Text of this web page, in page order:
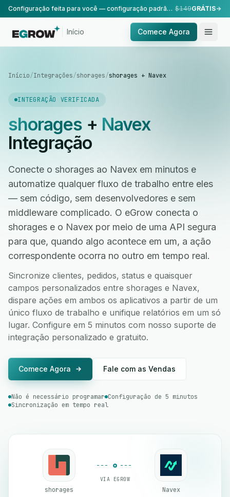
Configuração feita para você — configuração padrão, realizada pela nossa equipe. $149GRÁTIS
Início Comece Agora
Início/Integrações/shorages/shorages + Navex
INTEGRAÇÃO VERIFICADA
shorages+ Navex
Integração
Conecte o shorages ao Navex em minutos e
automatize qualquer fluxo de trabalho entre eles
— sem código, sem desenvolvedores e sem
middleware complicado. O eGrow conecta o
shorages e o Navex por meio de uma API segura
para que, quando algo acontece em um, a ação
correspondente ocorra no outro em tempo real.
Sincronize clientes, pedidos, status e quaisquer
campos personalizados entre shorages e Navex,
dispare ações em ambos os aplicativos a partir de um
único fluxo de trabalho e unifique relatórios em um só
lugar. Configure em 5 minutos com nosso suporte de
integração personalizado e gratuito.
Comece Agora Fale com as Vendas
Não é necessário programar Configuração de 5 minutos
Sincronização em tempo real
shorages
VIA EGROW
Navex